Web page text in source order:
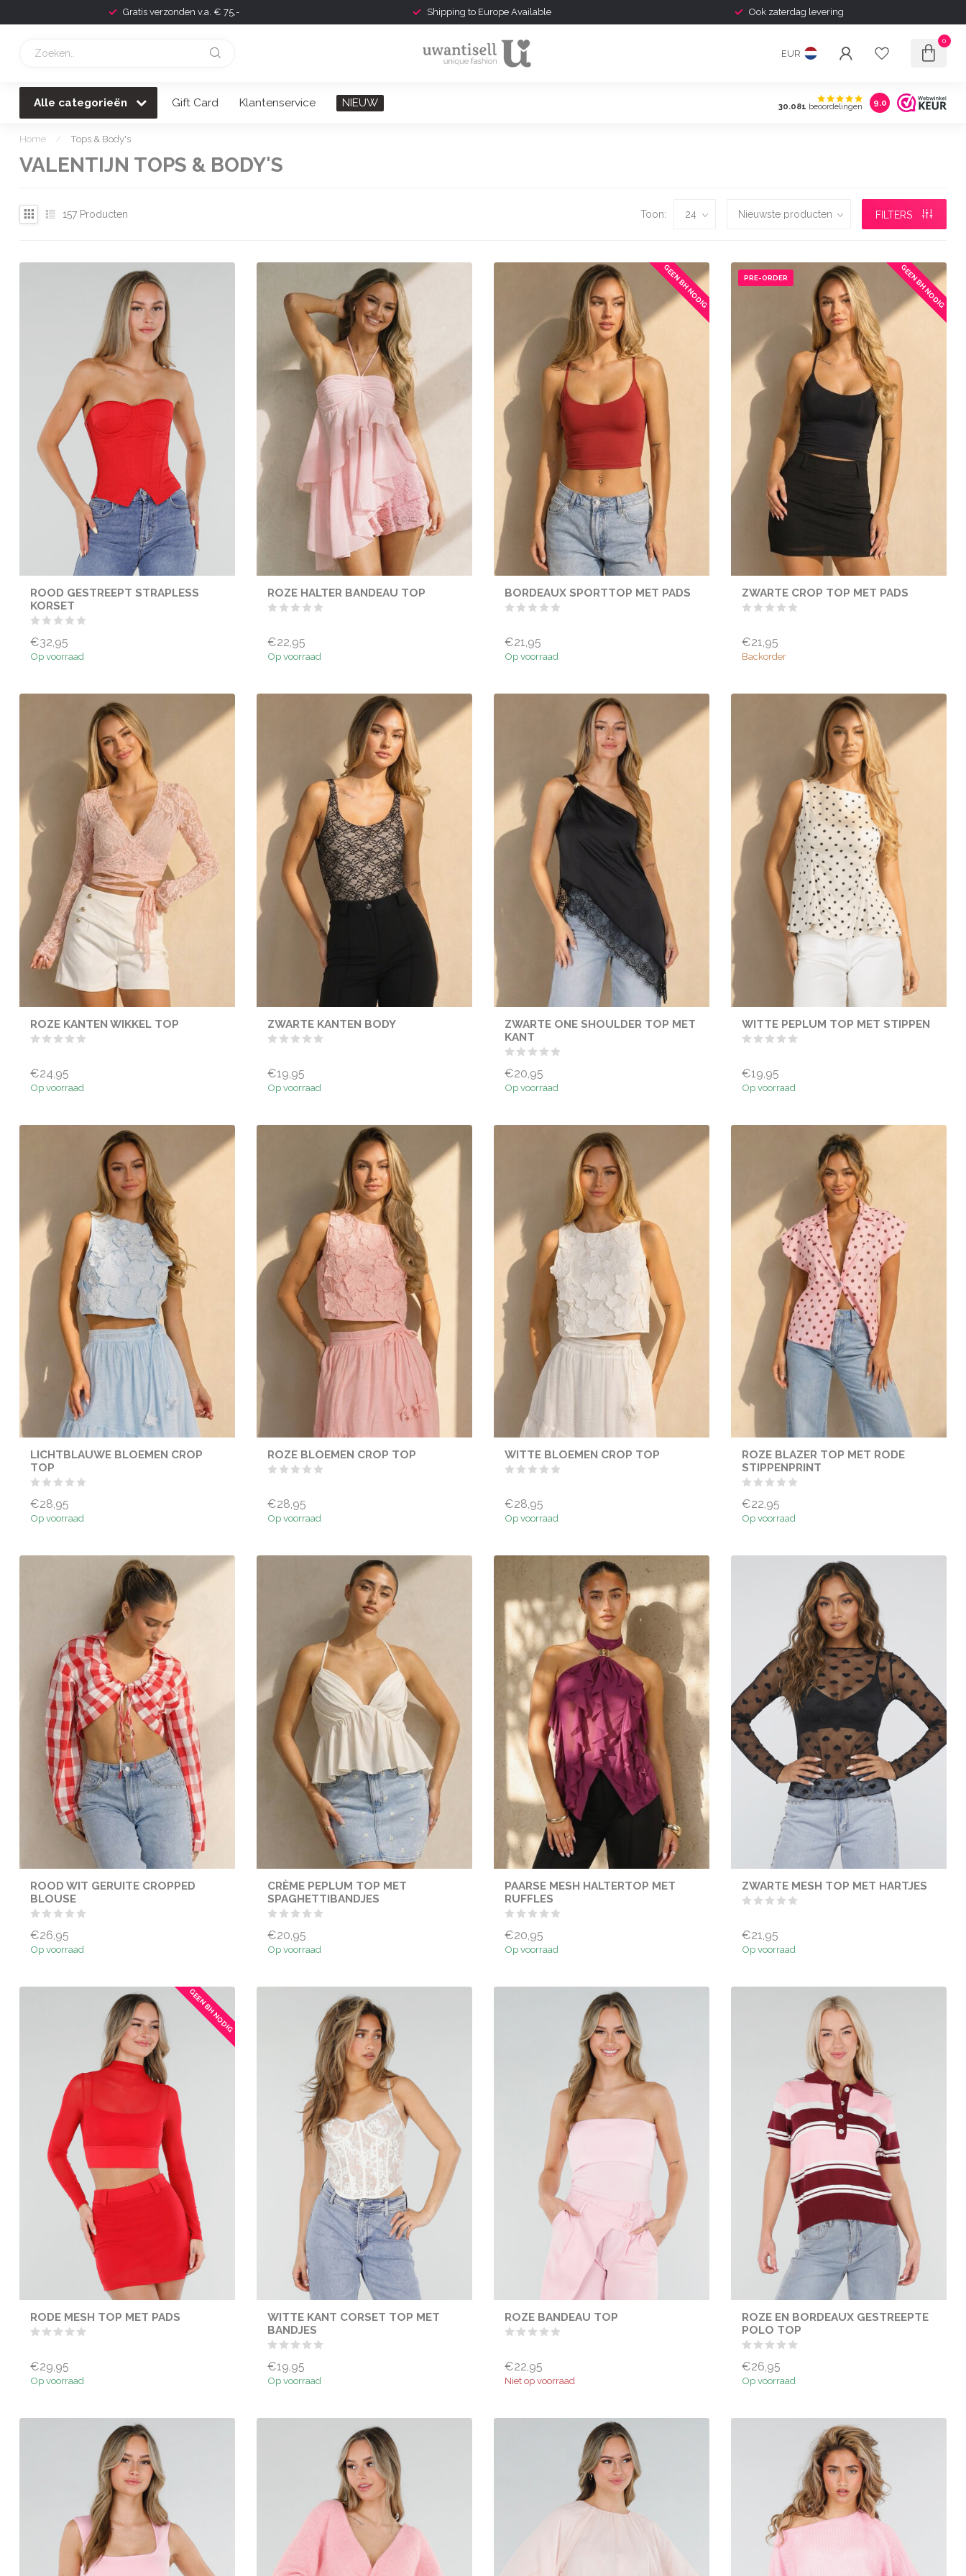
Voor 22:00 besteld, morgen geleverd! Gratis verzonden v.a. € 75,- Shipping to Europe Available
EUR
0
Alle categorieën Gift Card Klantenservice NIEUW 30.081 beoordelingen 9.0
Home / Tops & Body's
VALENTIJN TOPS & BODY'S
157 Producten Toon: FILTERS
ROOD GESTREEPT STRAPLESS
KORSET
€32,95
Op voorraad
ROZE HALTER BANDEAU TOP
€22,95
Op voorraad
GEEN BH NODIG
BORDEAUX SPORTTOP MET PADS
€21,95
Op voorraad
PRE-ORDER GEEN BH NODIG
ZWARTE CROP TOP MET PADS
€21,95
Backorder
ROZE KANTEN WIKKEL TOP
€24,95
Op voorraad
ZWARTE KANTEN BODY
€19,95
Op voorraad
ZWARTE ONE SHOULDER TOP MET
KANT
€20,95
Op voorraad
WITTE PEPLUM TOP MET STIPPEN
€19,95
Op voorraad
LICHTBLAUWE BLOEMEN CROP
TOP
€28,95
Op voorraad
ROZE BLOEMEN CROP TOP
€28,95
Op voorraad
WITTE BLOEMEN CROP TOP
€28,95
Op voorraad
ROZE BLAZER TOP MET RODE
STIPPENPRINT
€22,95
Op voorraad
ROOD WIT GERUITE CROPPED
BLOUSE
€26,95
Op voorraad
CRÈME PEPLUM TOP MET
SPAGHETTIBANDJES
€20,95
Op voorraad
PAARSE MESH HALTERTOP MET
RUFFLES
€20,95
Op voorraad
ZWARTE MESH TOP MET HARTJES
€21,95
Op voorraad
GEEN BH NODIG
RODE MESH TOP MET PADS
€29,95
Op voorraad
WITTE KANT CORSET TOP MET
BANDJES
€19,95
Op voorraad
ROZE BANDEAU TOP
€22,95
Niet op voorraad
ROZE EN BORDEAUX GESTREEPTE
POLO TOP
€26,95
Op voorraad